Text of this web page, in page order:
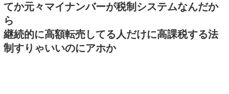
てか元々マイナンバーが税制システムなんだか
ら
継続的に高額転売してる人だけに高課税する法
制すりゃいいのにアホか